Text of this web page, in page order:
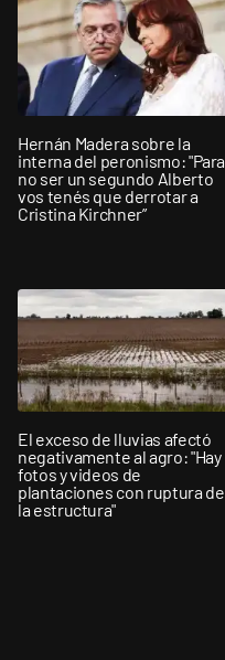
Hernán Madera sobre la
interna del peronismo: "Para
no ser un segundo Alberto
vos tenés que derrotar a
Cristina Kirchner”
El exceso de lluvias afectó
negativamente al agro: "Hay
fotos y videos de
plantaciones con ruptura de
la estructura"